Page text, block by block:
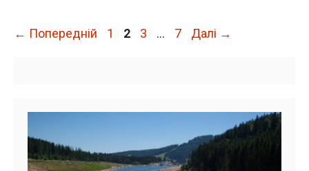
← Попередній Сторінка
1 Сторінка
2 Сторінка
3 … Сторінка
7 Далі →